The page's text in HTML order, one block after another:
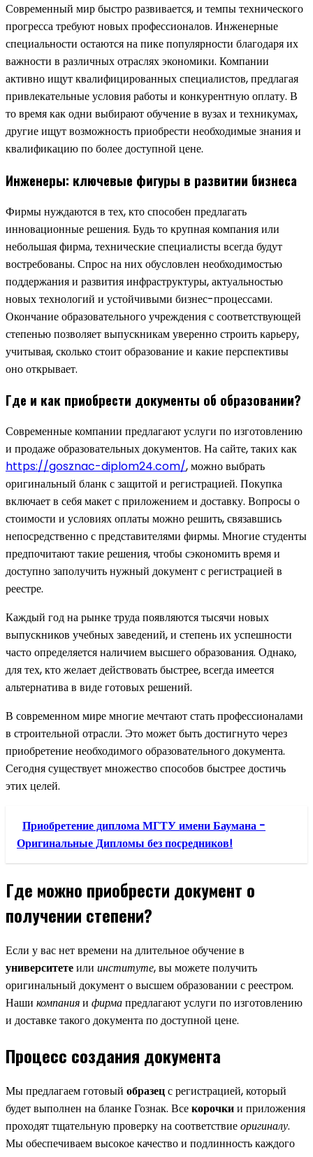
Современный мир быстро развивается, и темпы технического
прогресса требуют новых профессионалов. Инженерные
специальности остаются на пике популярности благодаря их
важности в различных отраслях экономики. Компании
активно ищут квалифицированных специалистов, предлагая
привлекательные условия работы и конкурентную оплату. В
то время как одни выбирают обучение в вузах и техникумах,
другие ищут возможность приобрести необходимые знания и
квалификацию по более доступной цене.
Инженеры: ключевые фигуры в развитии бизнеса
Фирмы нуждаются в тех, кто способен предлагать
инновационные решения. Будь то крупная компания или
небольшая фирма, технические специалисты всегда будут
востребованы. Спрос на них обусловлен необходимостью
поддержания и развития инфраструктуры, актуальностью
новых технологий и устойчивыми бизнес-процессами.
Окончание образовательного учреждения с соответствующей
степенью позволяет выпускникам уверенно строить карьеру,
учитывая, сколько стоит образование и какие перспективы
оно открывает.
Где и как приобрести документы об образовании?
Современные компании предлагают услуги по изготовлению
и продаже образовательных документов. На сайте, таких как
https://gosznac-diplom24.com/, можно выбрать
оригинальный бланк с защитой и регистрацией. Покупка
включает в себя макет с приложением и доставку. Вопросы о
стоимости и условиях оплаты можно решить, связавшись
непосредственно с представителями фирмы. Многие студенты
предпочитают такие решения, чтобы сэкономить время и
доступно заполучить нужный документ с регистрацией в
реестре.
Каждый год на рынке труда появляются тысячи новых
выпускников учебных заведений, и степень их успешности
часто определяется наличием высшего образования. Однако,
для тех, кто желает действовать быстрее, всегда имеется
альтернатива в виде готовых решений.
В современном мире многие мечтают стать профессионалами
в строительной отрасли. Это может быть достигнуто через
приобретение необходимого образовательного документа.
Сегодня существует множество способов быстрее достичь
этих целей.
Приобретение диплома МГТУ имени Баумана -
Оригинальные Дипломы без посредников!
Где можно приобрести документ о
получении степени?
Если у вас нет времени на длительное обучение в
университетеили институте, вы можете получить
оригинальный документ о высшем образовании с реестром.
Наши компанияи фирмапредлагают услуги по изготовлению
и доставке такого документа по доступной цене.
Процесс создания документа
Мы предлагаем готовый образецс регистрацией, который
будет выполнен на бланке Гознак. Всекорочкии приложения
проходят тщательную проверку на соответствиеоригиналу.
Мы обеспечиваем высокое качество и подлинность каждого